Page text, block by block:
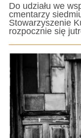
Do udziału we
cmentarzy
Stowarzyszenie
rozpocznie się